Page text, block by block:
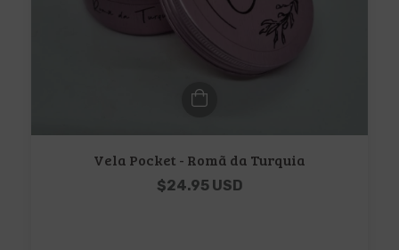
Vela Pocket - Romã da Turquia
$24.95 USD